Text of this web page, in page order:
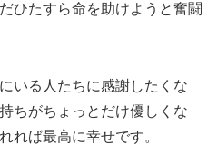
ひたすら命を助けようと奮闘
いる人たちに感謝したくな
ちがちょっとだけ優しくな
れば最高に幸せです。